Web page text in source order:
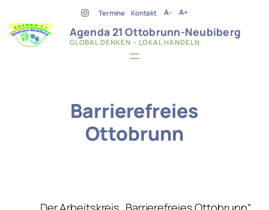
Inhalt
springen
Termine Kontakt A- A+
Agenda 21 Ottobrunn-Neubiberg
GLOBAL DENKEN – LOKAL HANDELN
Barrierefreies
Ottobrunn